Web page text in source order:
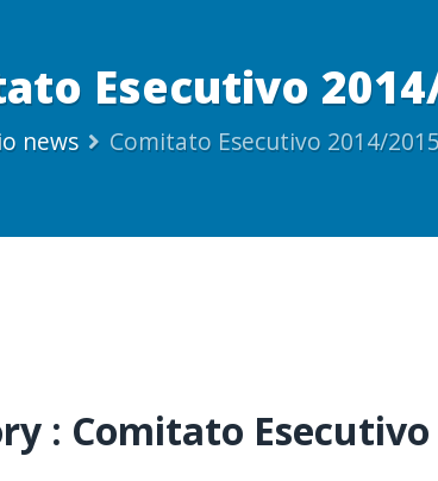
Esecutivo
news Comitato Esecutivo 2014/2015
: Comitato Esecutivo